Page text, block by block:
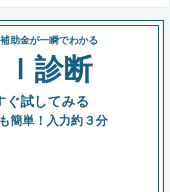
含めて表示
融資 出資
助金が一瞬でわかる
Ｉ診断
ぐ試してみる
簡単！入力約３分